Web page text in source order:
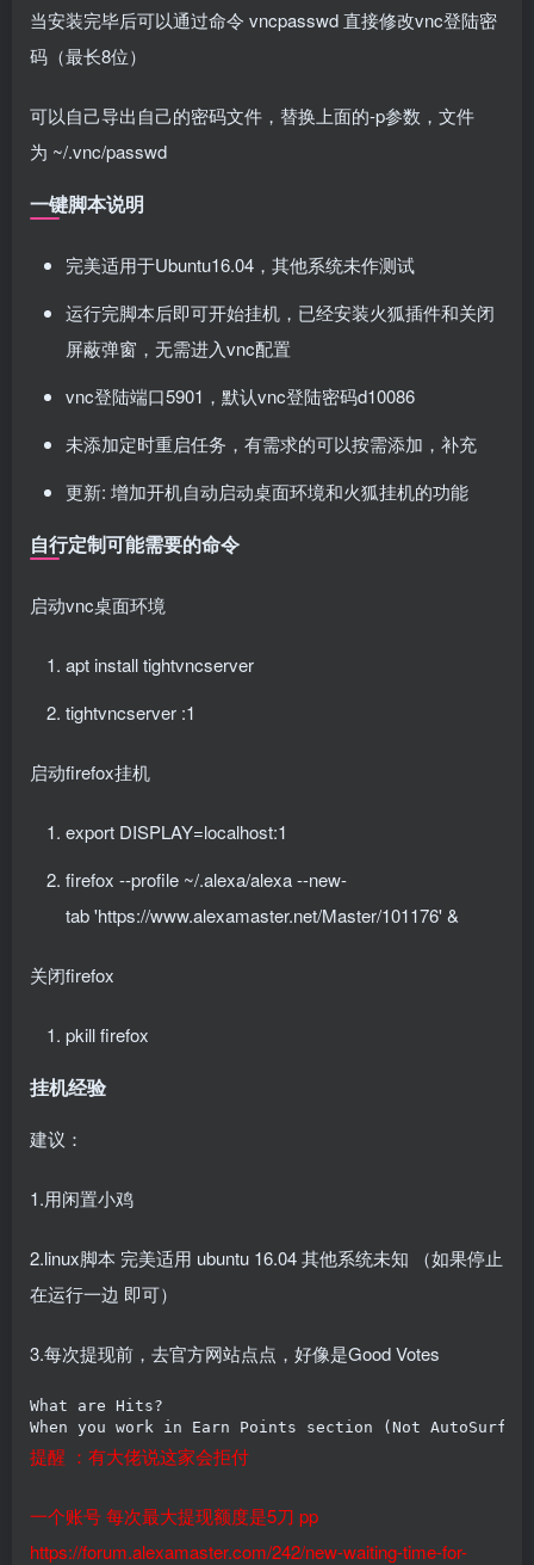
当安装完毕后可以通过命令 vncpasswd直接修改vnc登陆密
码（最长8位）
可以自己导出自己的密码文件，替换上面的-p参数，文件
为 ~/.vnc/passwd
一键脚本说明
完美适用于Ubuntu16.04，其他系统未作测试
运行完脚本后即可开始挂机，已经安装火狐插件和关闭
屏蔽弹窗，无需进入vnc配置
vnc登陆端口5901，默认vnc登陆密码d10086
未添加定时重启任务，有需求的可以按需添加，补充
更新: 增加开机自动启动桌面环境和火狐挂机的功能
自行定制可能需要的命令
启动vnc桌面环境
apt install tightvncserver
tightvncserver :1
启动firefox挂机
export DISPLAY=localhost:1
firefox --profile ~/.alexa/alexa --new-
tab 'https://www.alexamaster.net/Master/101176' &
关闭firefox
pkill firefox
挂机经验
建议：
1.用闲置小鸡
2.linux脚本 完美适用 ubuntu 16.04 其他系统未知 （如果停止
在运行一边 即可）
3.每次提现前，去官方网站点点，好像是Good Votes
What are Hits?
When you work in Earn Points section (Not
提醒 ：有大佬说这家会拒付
一个账号 每次最大提现额度是5刀 pp
https://forum.alexamaster.com/242/new-waiting-time-for-